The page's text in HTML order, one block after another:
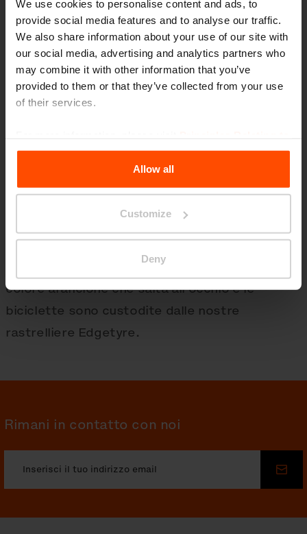
We use cookies to personalise content and ads, to
provide social media features and to analyse our traffic.
We also share information about your use of our site with
our social media, advertising and analytics partners who
may combine it with other information that you’ve
provided to them or that they’ve collected from your use
of their services.
the Processing Personal Data.
Allow all
Customize
Deny
a LED e le pompe di calore, nonché i sistemi di
sicurezza: il monitoraggio e la segnalazione di
effrazioni e aggressioni sono solo alcuni dei
sistemi di cui la stazione dispone. L'intera
i viaggiatori, indipendentemente dal loro stato
di salute, dal loro stato di forma o dalle
dimensioni dei loro bagagli. I viaggiatori
possono scrivere e‑mail o godersi uno spuntino
sui nostri tavolini Bistrot. Lo spazio esterno è
arredato con la panchina ondulata Sinus di
colore arancione che salta all'occhio e le
biciclette sono custodite dalle nostre
rastrelliere Edgetyre.
Rimani in contatto con noi
Invia